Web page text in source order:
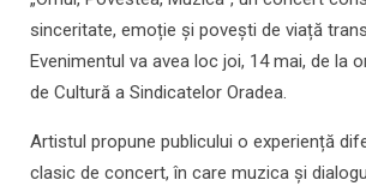
sinceritate, emoție și povești de viață
Evenimentul va avea loc joi, 14 mai, de la
de Cultură a Sindicatelor Oradea.
Artistul propune publicului o experiență
clasic de concert, în care muzica și